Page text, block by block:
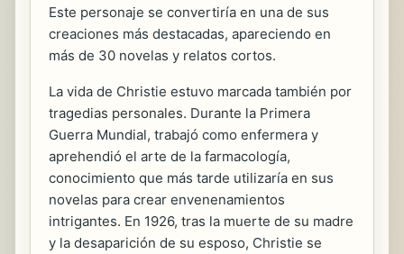
Este personaje se convertiría en una de sus
creaciones más destacadas, apareciendo en
más de 30 novelas y relatos cortos.
La vida de Christie estuvo marcada también por
tragedias personales. Durante la Primera
Guerra Mundial, trabajó como enfermera y
aprehendió el arte de la farmacología,
conocimiento que más tarde utilizaría en sus
novelas para crear envenenamientos
intrigantes. En 1926, tras la muerte de su madre
y la desaparición de su esposo, Christie se